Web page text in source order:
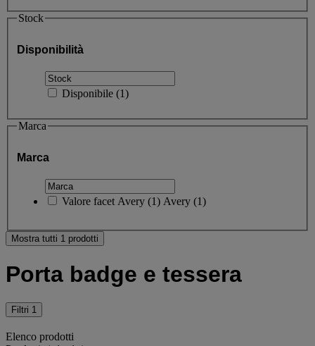
Stock
Disponibilità
Disponibile (1)
Marca
Marca
Valore facet Avery (1) Avery (1)
Mostra tutti 1 prodotti
Porta badge e tessera
Filtri 1
Elenco prodotti